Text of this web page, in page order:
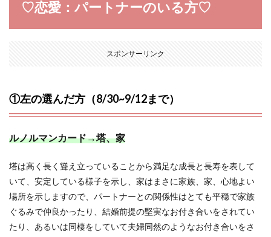
♡恋愛：パートナーのいる方♡
スポンサーリンク
①左の選んだ方（8/30~9/12まで）
ルノルマンカード→塔、家
塔は高く長く聳え立っていることから満足な成長と長寿を表して
いて、安定している様子を示し、家はまさに家族、家、心地よい
場所を示しますので、パートナーとの関係性はとても平穏で家族
ぐるみで仲良かったり、結婚前提の堅実なお付き合いをされてい
たり、あるいは同棲をしていて夫婦同然のようなお付き合いをさ